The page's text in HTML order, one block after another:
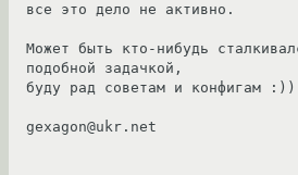
все это дело не активно.
Может быть кто-нибудь
подобной задачкой,
буду рад советам и конфигам :))
gexagon@ukr.net